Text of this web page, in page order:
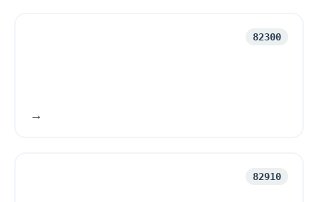
82300
82910